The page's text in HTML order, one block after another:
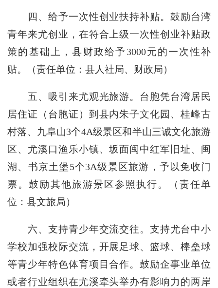
四、给予一次性创业扶持补贴。鼓励台湾
青年来尤创业 ，在符合上级一次性创业补贴政
策的基础上，县财政给予3000元的一次性补
贴。（责任单位：县人社局、财政局）
五、吸引来尤观光旅游。台胞凭台湾居民
居住证（台胞证）到县内朱子文化园、桂峰古
村落、九阜山3个4A级景区和半山三诚文化旅游
区、尤溪口渔乐小镇、坂面闽中红军旧址、闽
湖、书京土堡5个3A级景区旅游，予以免收门
票。鼓励其他旅游景区参照执行。（ 责任单
位：县文旅局）
六、支持青少年交流交往。支持尤台中小
学校加强校际交流，开展足球、篮球、棒垒球
等青少年特色体育项目合作。鼓励企事业单位
或者行业组织在尤溪牵头举办有影响力的两岸